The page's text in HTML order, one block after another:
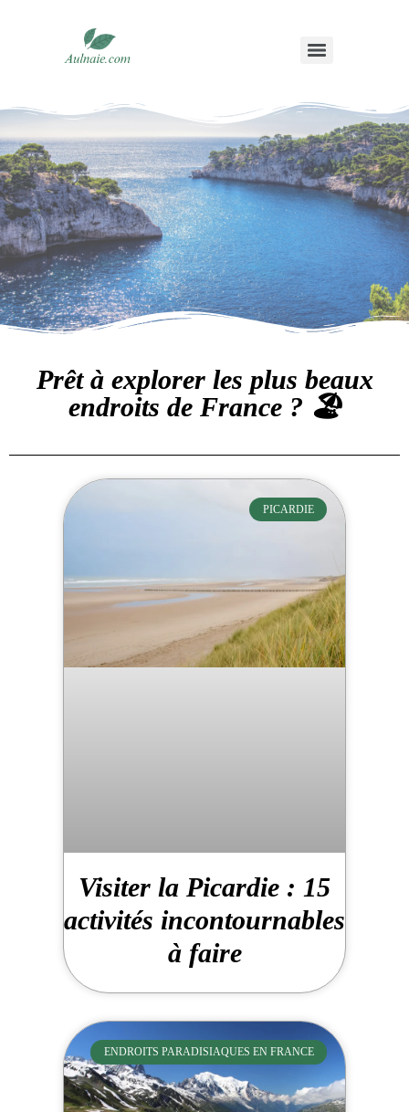
Prêt à explorer les plus beaux
endroits de France ? 🏖️
PICARDIE
Visiter la Picardie : 15
activités incontournables
à faire
ENDROITS PARADISIAQUES EN FRANCE